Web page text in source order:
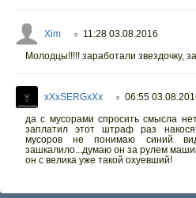
Xim ○ 11:28 03.08.2016
Молодцы!!!!! заработали звездочку,
xXxSERGxXx ○ 06:55
да с мусорами спросить смысла
заплатил этот штраф раз
мусоров не понимаю синий
зашкалило...думаю он за рулем
он с велика уже такой охуевший!